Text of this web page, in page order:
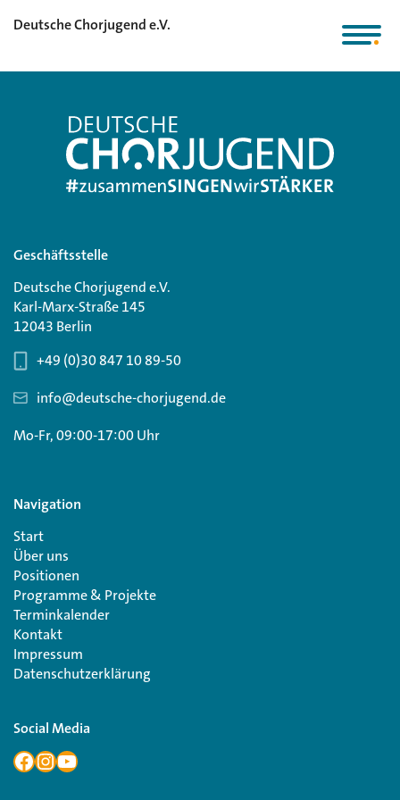
Deutsche Chorjugend e.V.
Geschäftsstelle
Deutsche Chorjugend e.V.
Karl-Marx-Straße 145
12043 Berlin
+49 (0)30 847 10 89-50
info@deutsche-chorjugend.de
Mo-Fr, 09:00-17:00 Uhr
Navigation
Start
Über uns
Positionen
Programme & Projekte
Terminkalender
Kontakt
Impressum
Datenschutzerklärung
Social Media